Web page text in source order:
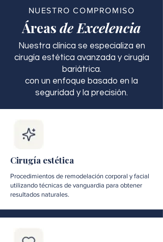
NUESTRO COMPROMISO
Áreas de Excelencia
Nuestra clínica se especializa en
cirugía estética avanzada y cirugía
bariátrica.
con un enfoque basado en la
seguridad y la precisión.
Cirugía estética
Procedimientos de remodelación corporal y facial
utilizando técnicas de vanguardia para obtener
resultados naturales.